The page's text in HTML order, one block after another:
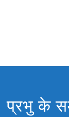
प्रभु के